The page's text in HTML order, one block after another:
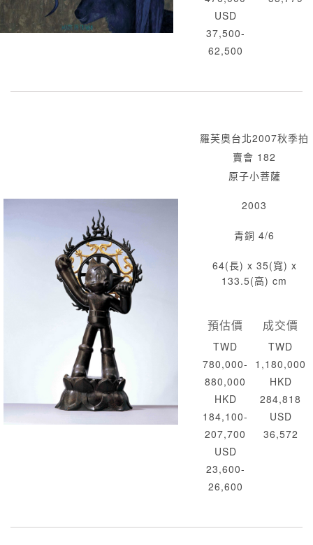
USD
37,500-
62,500
羅芙奧台北2007秋季拍
賣會 182
原子小菩薩
2003
青銅 4/6
64(長) x 35(寬) x
133.5(高) cm
預估價
TWD
780,000-
880,000
HKD
184,100-
207,700
USD
23,600-
26,600
成交價
TWD
1,180,000
HKD
284,818
USD
36,572